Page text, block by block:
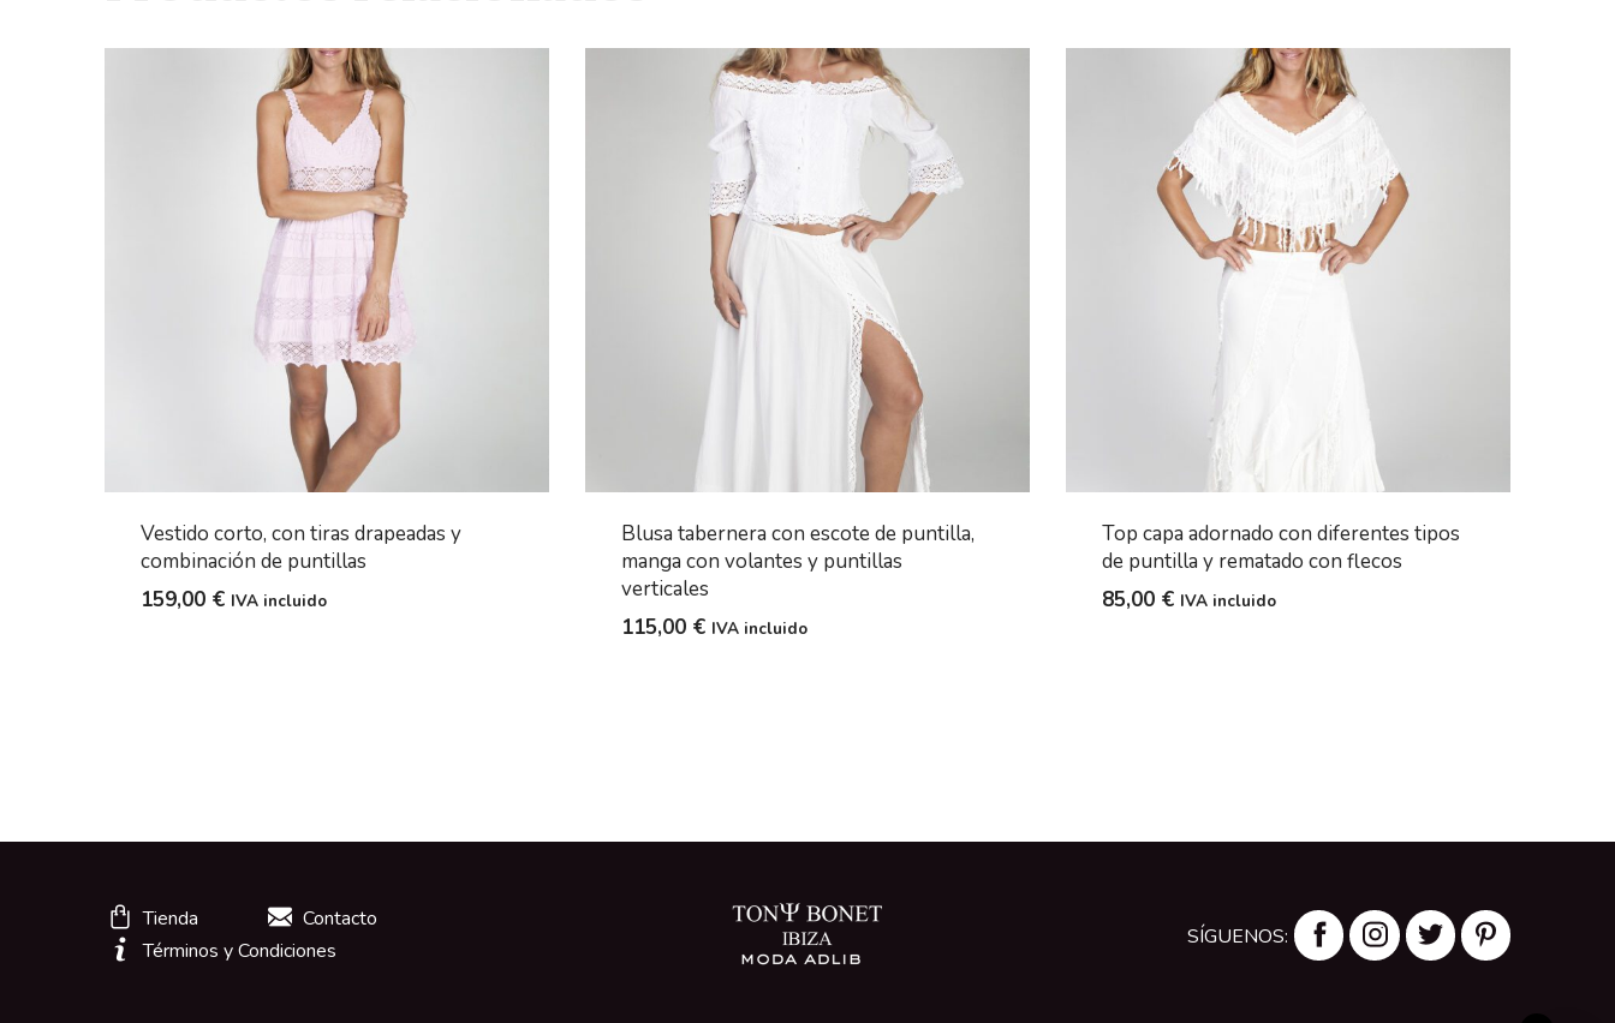
Vestido corto, con tiras drapeadas y
combinación de puntillas
159,00 € IVA incluido
Blusa tabernera con escote de puntilla,
manga con volantes y puntillas
verticales
115,00 € IVA incluido
Top capa adornado con diferentes tipos
de puntilla y rematado con flecos
85,00 € IVA incluido
Tienda
Contacto
Términos y Condiciones
SÍGUENOS: